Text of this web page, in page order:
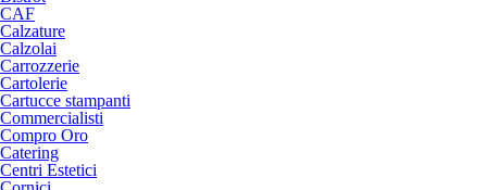
CAF
Calzature
Calzolai
Carrozzerie
Cartolerie
Cartucce stampanti
Commercialisti
Compro Oro
Catering
Centri Estetici